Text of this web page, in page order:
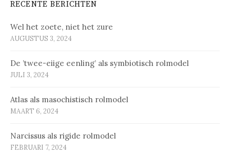
RECENTE BERICHTEN
Wel het zoete, niet het zure
AUGUSTUS 3, 2024
De ’twee-eiige eenling’ als symbiotisch rolmodel
JULI 3, 2024
Atlas als masochistisch rolmodel
MAART 6, 2024
Narcissus als rigide rolmodel
FEBRUARI 7, 2024